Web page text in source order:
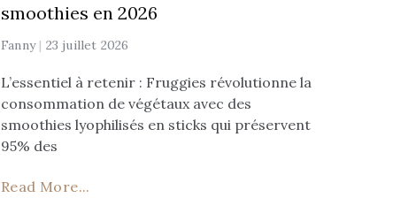
smoothies en 2026
Fanny 23 juillet 2026
L’essentiel à retenir : Fruggies révolutionne la
consommation de végétaux avec des
smoothies lyophilisés en sticks qui préservent
95% des
Read More...